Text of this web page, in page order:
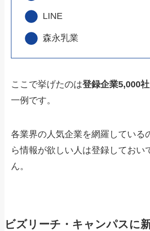
LINE
森永乳業
ここで挙げたのは登録企業5,000
一例です。
各業界の人気企業を網羅している
ら情報が欲しい人は登録しておい
ん。
ビズリーチ・キャンパスに